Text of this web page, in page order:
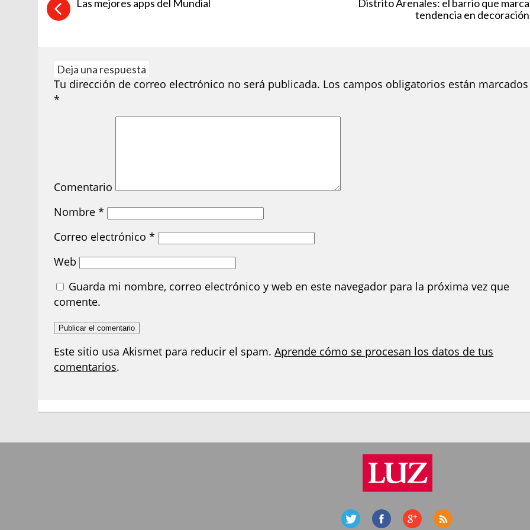
Las mejores apps del Mundial
Distrito Arenales: el barrio que marca
tendencia en decoración
Deja una respuesta
Tu dirección de correo electrónico no será publicada. Los campos obligatorios están
*
Comentario
Nombre*
Correo electrónico*
Web
Guarda mi nombre, correo electrónico y web en este navegador para la próxima vez que
comente.
Este sitio usa Akismet para reducir el spam.Aprende cómo se procesan los datos de tus
comentarios.